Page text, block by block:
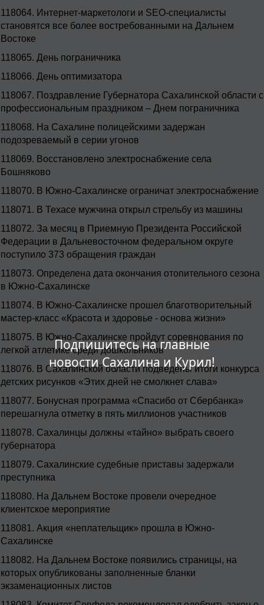
Подпишитесь на главные
новости Сахалина и Курил!
118064. Интернет-маркетологи и SEO-специалисты
становятся все более востребованными на Дальнем
Востоке
118065. День пограничника
118066. День оптимизатора
118067. Поздравление Губернатора Сахалинской области с
профессиональным праздником – Днем пограничника
118068. На Сахалине полицейскими задержан
подозреваемый в серии угонов
118069. Восстановлено электроснабжение села
Бошняково
118070. В Южно-Сахалинске ограничат электроснабжение
118071. В Техасе мужчина открыл стрельбу из машины
118072. За месяц в Приемную Президента Российской
Федерации в Дальневосточном федеральном округе
поступило 373 обращения граждан
118073. Определена дата окончания отопительного сезона
в Южно-Сахалинске
118074. В Южно-Сахалинске прошел благотворительный
мастер-класс «Красота и здоровье - основа жизни»
118075. В Южно-Сахалинске пройдут соревнования по
легкой атлетике среди дошкольников
118076. В Сахалинской области подведены итоги конкурса
детских рисунков «Этих дней не смолкнет слава»
118077. Бонусная программа «Спасибо от Сбербанка»
перешагнула отметку в пять миллионов участников
118078. Сахалинцы должны «тайно» выбрать своего
губернатора
118079. Сахалинские судебные приставы задержали
преступника
118080. На Дальнем Востоке провели очередное
клиентское мероприятие
118081. Акция «неплательщик» прошла в Южно-
Сахалинске
118082. На Дальнем Востоке появились страницы, на
которых опубликованы заполненные бланки
экзаменационных листов